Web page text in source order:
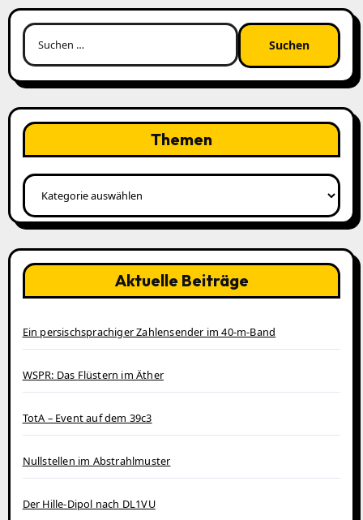
Suchen
nach:
Themen
Themen
Aktuelle Beiträge
Ein persischsprachiger Zahlensender im 40‑m‑Band
WSPR: Das Flüstern im Äther
TotA – Event auf dem 39c3
Nullstellen im Abstrahlmuster
Der Hille-Dipol nach DL1VU